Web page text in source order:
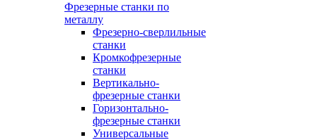
Фрезерные станки по
металлу
Фрезерно-сверлильные
станки
Кромкофрезерные
станки
Вертикально-
фрезерные станки
Горизонтально-
фрезерные станки
Универсальные